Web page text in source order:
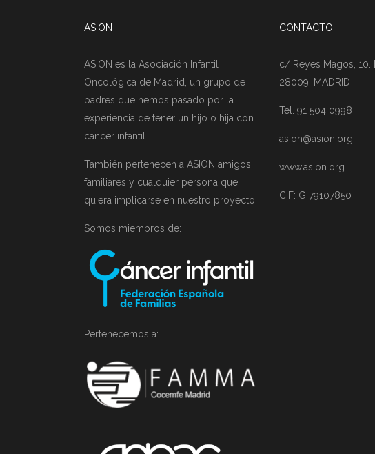
ASION
ASION es la Asociación Infantil
Oncológica de Madrid, un grupo de
padres que hemos pasado por la
experiencia de tener un hijo o hija con
cáncer infantil.
También pertenecen a ASION amigos,
familiares y cualquier persona que
quiera implicarse en nuestro proyecto.
Somos miembros de:
Pertenecemos a:
CONTACTO
c/ Reyes Magos, 10.
28009. MADRID
Tel. 91 504 0998
asion@asion.org
www.asion.org
CIF: G 79107850